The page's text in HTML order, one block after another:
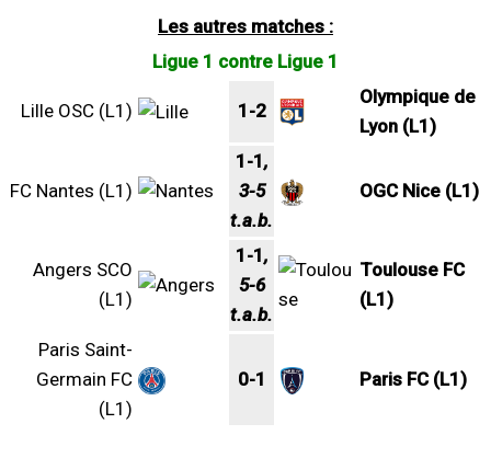
Les autres matches :
Ligue 1 contre Ligue 1
Lille OSC (L1) 1-2
Olympique de
Lyon (L1)
FC Nantes (L1)
1-1,
3-5
t.a.b.
OGC Nice (L1)
Angers SCO
(L1)
1-1,
5-6
t.a.b.
Toulouse FC
(L1)
Paris Saint-
Germain FC
(L1)
0-1 Paris FC (L1)